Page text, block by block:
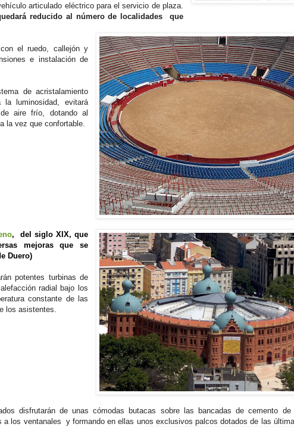
articulado eléctrico para el servicio de plaza.
reducido al número de localidades que
con el ruedo, callejón y
e instalación de
de acristalamiento
la luminosidad, evitará
aire frío, dotando al
la vez que confortable.
, del siglo XIX, que
mejoras que se
Duero)
potentes turbinas de
radial bajo los
constante de las
los asistentes.
disfrutarán de unas cómodas butacas sobre las bancadas de cemento de
a los ventanales y formando en ellas unos exclusivos palcos dotados de las